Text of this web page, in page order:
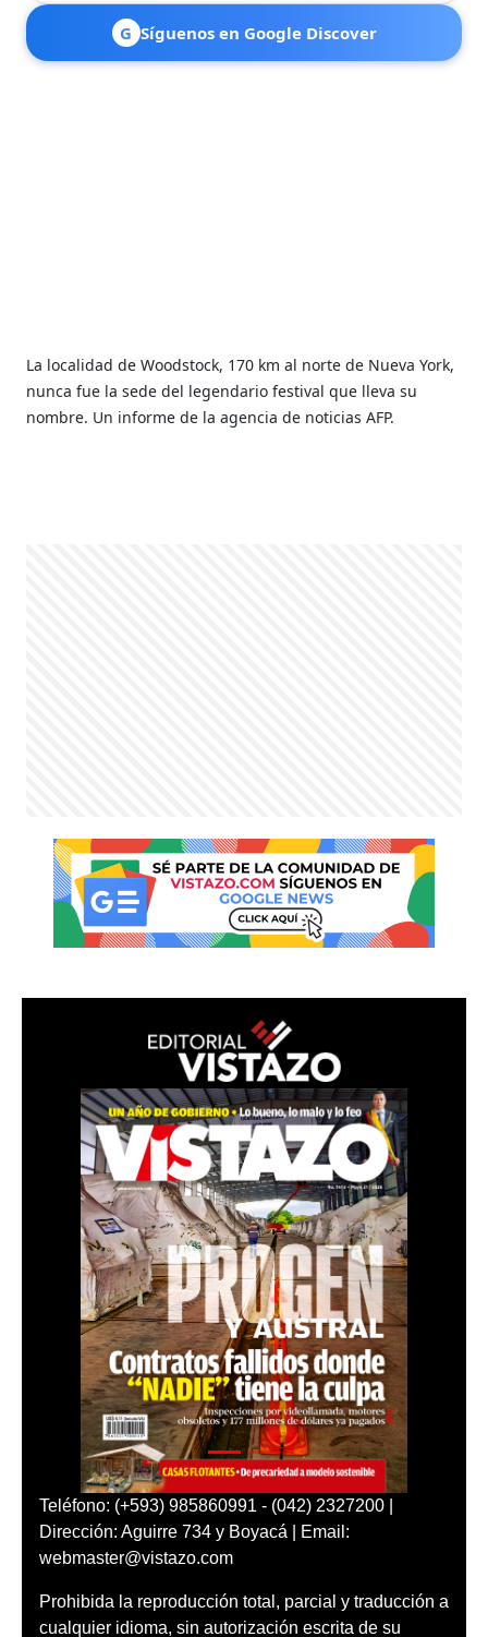
G Síguenos en Google Discover
La localidad de Woodstock, 170 km al norte de Nueva York,
nunca fue la sede del legendario festival que lleva su
nombre. Un informe de la agencia de noticias AFP.
Teléfono: (+593) 985860991 - (042) 2327200 |
Dirección: Aguirre 734 y Boyacá | Email:
webmaster@vistazo.com
Prohibida la reproducción total, parcial y traducción a
cualquier idioma, sin autorización escrita de su